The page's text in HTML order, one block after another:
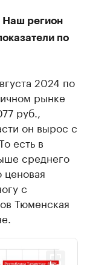
Наш регион
по
2024 по
рынке
руб.,
он вырос с
есть в
среднего
ценовая
с
Тюменская